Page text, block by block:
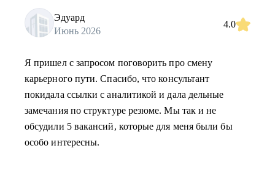
Эдуард
Июнь 2026
4.0
Я пришел с запросом поговорить про смену
карьерного пути. Спасибо, что консультант
покидала ссылки с аналитикой и дала дельные
замечания по структуре резюме. Мы так и не
обсудили 5 вакансий, которые для меня были бы
особо интересны.